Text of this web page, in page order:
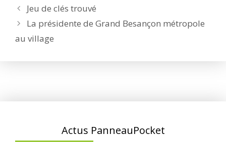
Jeu de clés trouvé
La présidente de Grand Besançon métropole
au village
Actus PanneauPocket